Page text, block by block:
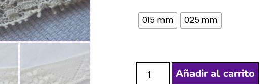
015 mm 025 mm
Añadir al carrito